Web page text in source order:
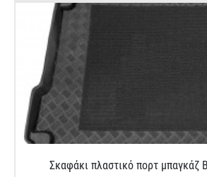
Σκαφάκι πλαστικό πορτ μπαγκάζ